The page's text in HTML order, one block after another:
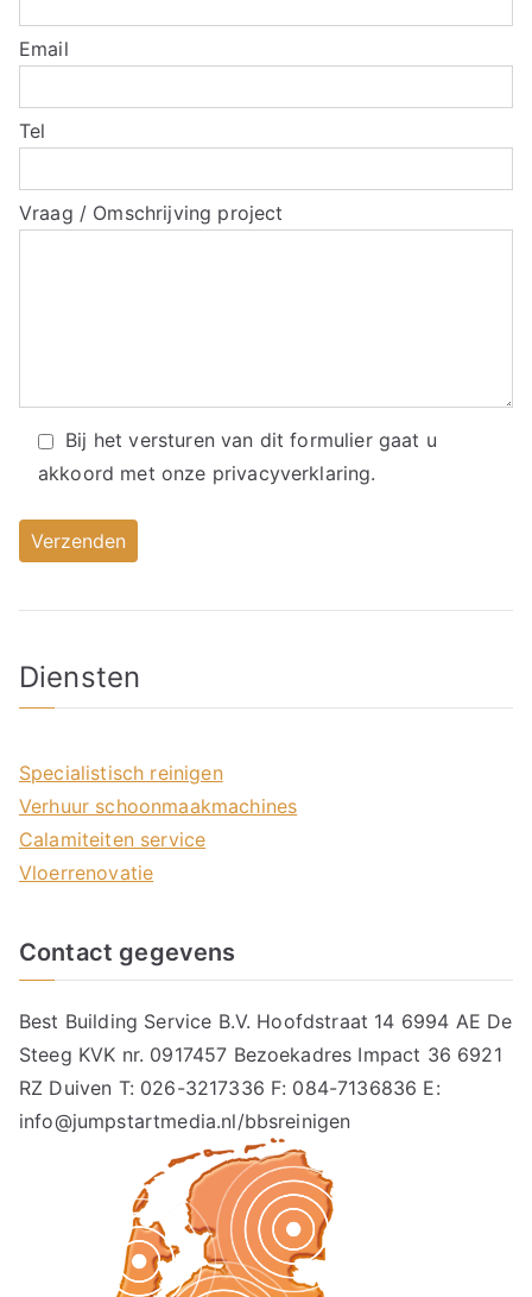
Email
Tel
Vraag / Omschrijving project
Bij het versturen van dit formulier gaat u
akkoord met onze privacyverklaring.
Diensten
Specialistisch reinigen
Verhuur schoonmaakmachines
Calamiteiten service
Vloerrenovatie
Contact gegevens
Best Building Service B.V. Hoofdstraat 14 6994 AE De
Steeg KVK nr. 0917457 Bezoekadres Impact 36 6921
RZ Duiven T: 026-3217336 F: 084-7136836 E:
info@jumpstartmedia.nl/bbsreinigen